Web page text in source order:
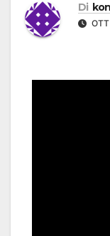
Di